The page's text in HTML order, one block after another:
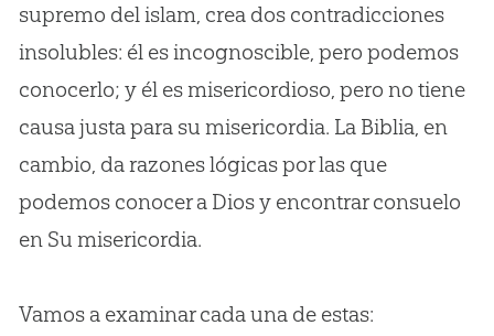
supremo del islam, crea dos contradicciones
insolubles: él es incognoscible, pero podemos
conocerlo; y él es misericordioso, pero no tiene
causa justa para su misericordia. La Biblia, en
cambio, da razones lógicas por las que
podemos conocer a Dios y encontrar consuelo
en Su misericordia.
Vamos a examinar cada una de estas: